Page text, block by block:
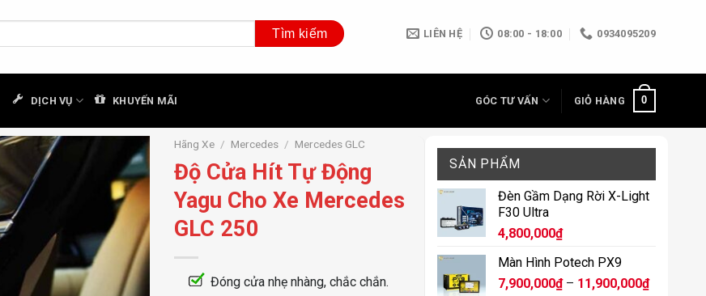
LIÊN HỆ 08:00 - 18:00 0934095209
DỊCH VỤ KHUYẾN MÃI GÓC TƯ VẤN GIỎ HÀNG 0
Hãng Xe / Mercedes / Mercedes GLC
Độ Cửa Hít Tự Động
Yagu Cho Xe Mercedes
GLC 250
Đóng cửa nhẹ nhàng, chắc chắn.
SẢN PHẨM
Đèn Gầm Dạng Rời X-Light
F30 Ultra
4,800,000₫
Màn Hình Potech PX9
7,900,000₫ – 11,900,000₫Khoảng